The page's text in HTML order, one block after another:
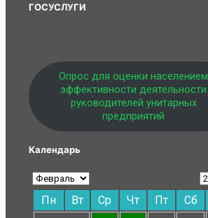
ГОСУСЛУГИ
Опрос для оценки населением
эффективности деятельности
руководителей унитарных
предприятий
Календарь
Пн Вт Ср Чт Пт Сб